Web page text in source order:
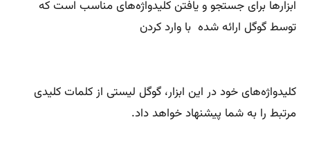
ابزارها برای جستجو و یافتن کلیدواژه‌های مناسب است که
توسط گوگل ارائه شده با وارد کردن
کلیدواژه‌های خود در این ابزار، گوگل لیستی از کلمات کلیدی
مرتبط را به شما پیشنهاد خواهد داد.